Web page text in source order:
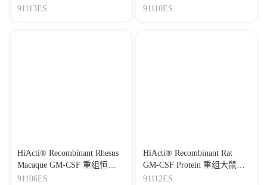
人粒细胞巨噬细胞集落刺激
91113ES
细胞集落刺激因子
91110ES
HiActi® Recombinant Rhesus
Macaque GM-CSF 重组恒河
猴粒细胞巨噬细胞集落刺激
91106ES
HiActi® Recombinant Rat
GM-CSF Protein 重组大鼠粒
细胞巨噬细胞集落刺激因子
91112ES